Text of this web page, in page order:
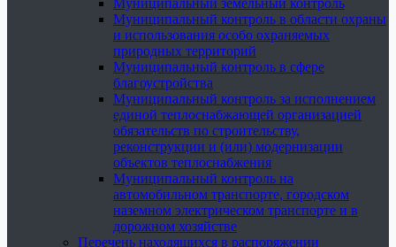
Муниципальный земельный контроль
Муниципальный контроль в области охраны
и использования особо охраняемых
природных территорий
Муниципальный контроль в сфере
благоустройства
Муниципальный контроль за исполнением
единой теплоснабжающей организацией
обязательств по строительству,
реконструкции и (или) модернизации
объектов теплоснабжения
Муниципальный контроль на
автомобильном транспорте, городском
наземном электрическом транспорте и в
дорожном хозяйстве
Перечень находящихся в распоряжении